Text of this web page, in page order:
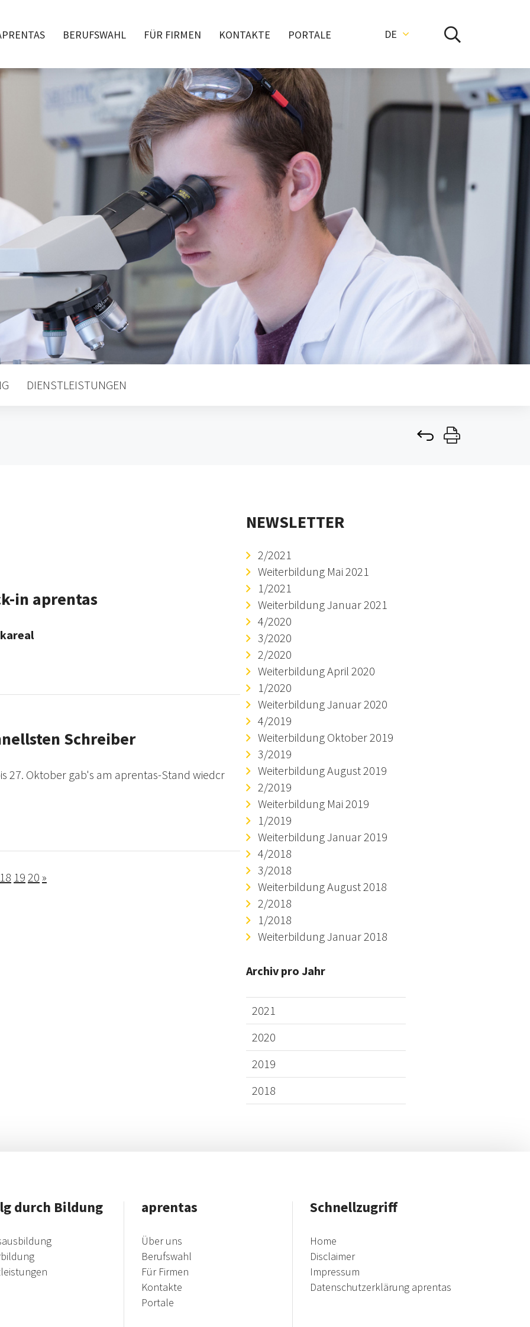
BERUFSWAHL FÜR FIRMEN KONTAKTE PORTALE DE
DIENSTLEISTUNGEN
in aprentas
Schreiber
27. Oktober gab's am aprentas-Stand wiedcr
18 19 20 »
NEWSLETTER
2/2021
Weiterbildung Mai 2021
1/2021
Weiterbildung Januar 2021
4/2020
3/2020
2/2020
Weiterbildung April 2020
1/2020
Weiterbildung Januar 2020
4/2019
Weiterbildung Oktober 2019
3/2019
Weiterbildung August 2019
2/2019
Weiterbildung Mai 2019
1/2019
Weiterbildung Januar 2019
4/2018
3/2018
Weiterbildung August 2018
2/2018
1/2018
Weiterbildung Januar 2018
Archiv pro Jahr
2021
2020
2019
2018
durch Bildung aprentas
Über uns
Berufswahl
Für Firmen
Kontakte
Portale
Schnellzugriff
Home
Disclaimer
Impressum
Datenschutzerklärung aprentas